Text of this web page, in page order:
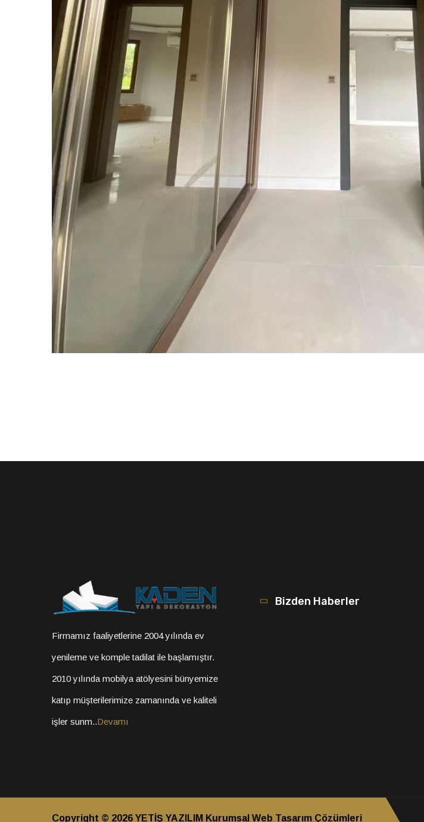
Firmamız faaliyetlerine 2004 yılında ev
yenileme ve komple tadilat ile başlamıştır.
2010 yılında mobilya atölyesini bünyemize
katıp müşterilerimize zamanında ve kaliteli
işler sunm..Devamı
Bizden Haberler
Copyright © 2026 YETİŞ YAZILIM Kurumsal Web Tasarım Çözümleri